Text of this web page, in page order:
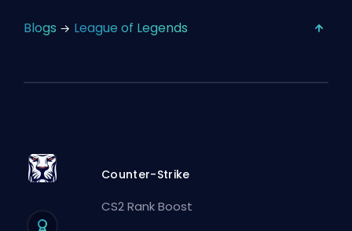
Blogs League of Legends
Counter-Strike
CS2 Rank Boost